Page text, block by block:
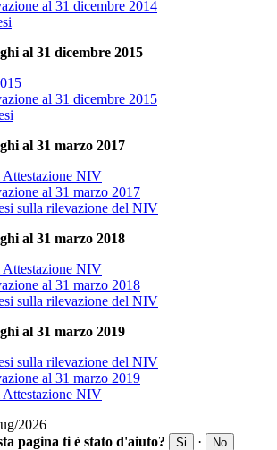
al 31 dicembre 2014
al 31 dicembre 2015
al 31 dicembre 2015
al 31 marzo 2017
NIV
al 31 marzo 2017
sulla rilevazione del NIV
al 31 marzo 2018
NIV
al 31 marzo 2018
sulla rilevazione del NIV
al 31 marzo 2019
sulla rilevazione del NIV
al 31 marzo 2019
NIV
2026
pagina ti è stato d'aiuto?
Si · No